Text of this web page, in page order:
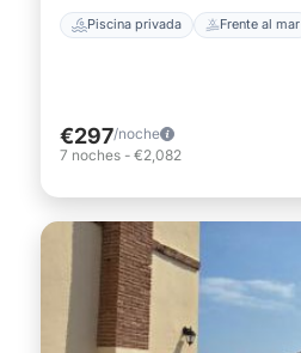
Piscina privada Frente al mar
€297/noche
7 noches - €2,082